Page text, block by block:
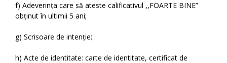
f) Adeverința care să ateste calificativul ,,FOARTE BINE”
obținut în ultimii 5 ani;
g) Scrisoare de intenție;
h) Acte de identitate: carte de identitate, certificat de